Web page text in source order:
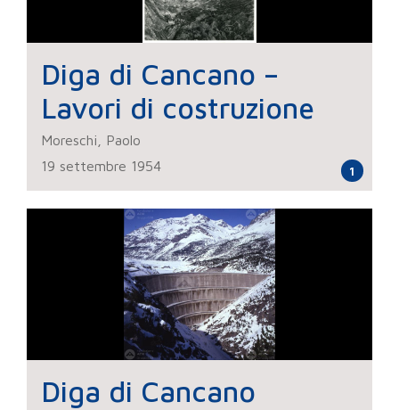
Diga di Cancano –
Lavori di costruzione
Moreschi, Paolo
19 settembre 1954
1
Diga di Cancano